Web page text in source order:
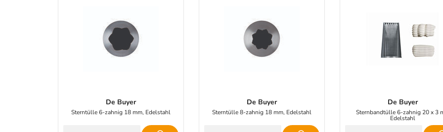
De Buyer
Sterntülle 6-zahnig 18 mm, Edelstahl
De Buyer
Sterntülle 8-zahnig 18 mm, Edelstahl
De Buyer
Sternbandtülle 6-zahnig 20 x 3
Edelstahl